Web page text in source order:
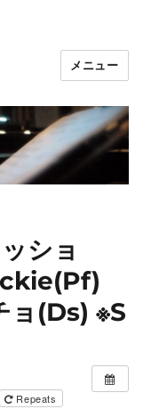
メニュー
ショ
ョ(Ds) ※S
Repeats